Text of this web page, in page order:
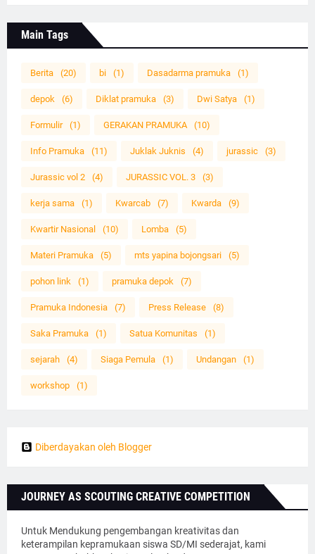
Main Tags
Berita (20) bi (1) Dasadarma pramuka (1)
depok (6) Diklat pramuka (3) Dwi Satya (1)
Formulir (1) GERAKAN PRAMUKA (10)
Info Pramuka (11) Juklak Juknis (4) jurassic (3)
Jurassic vol 2 (4) JURASSIC VOL. 3 (3)
kerja sama (1) Kwarcab (7) Kwarda (9)
Kwartir Nasional (10) Lomba (5)
Materi Pramuka (5) mts yapina bojongsari (5)
pohon link (1) pramuka depok (7)
Pramuka Indonesia (7) Press Release (8)
Saka Pramuka (1) Satua Komunitas (1)
sejarah (4) Siaga Pemula (1) Undangan (1)
workshop (1)
Diberdayakan oleh Blogger
JOURNEY AS SCOUTING CREATIVE COMPETITION
Untuk Mendukung pengembangan kreativitas dan
keterampilan kepramukaan siswa SD/MI sederajat, kami